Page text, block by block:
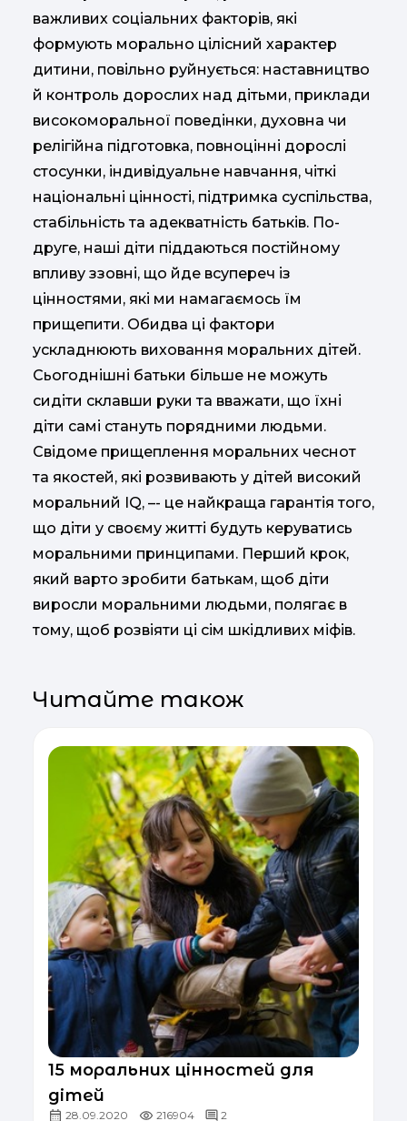
важливих соціальних факторів, які
формують морально цілісний характер
дитини, повільно руйнується: наставництво
й контроль дорослих над дітьми, приклади
високоморальної поведінки, духовна чи
релігійна підготовка, повноцінні дорослі
стосунки, індивідуальне навчання, чіткі
національні цінності, підтримка суспільства,
стабільність та адекватність батьків. По-
друге, наші діти піддаються постійному
впливу ззовні, що йде всупереч із
цінностями, які ми намагаємось їм
прищепити. Обидва ці фактори
ускладнюють виховання моральних дітей.
Сьогоднішні батьки більше не можуть
сидіти склавши руки та вважати, що їхні
діти самі стануть порядними людьми.
Свідоме прищеплення моральних чеснот
та якостей, які розвивають у дітей високий
моральний IQ, –- це найкраща гарантія того,
що діти у своєму житті будуть керуватись
моральними принципами. Перший крок,
який варто зробити батькам, щоб діти
виросли моральними людьми, полягає в
тому, щоб розвіяти ці сім шкідливих міфів.
Читайте також
15 моральних цінностей для
дітей
28.09.2020 216904 2